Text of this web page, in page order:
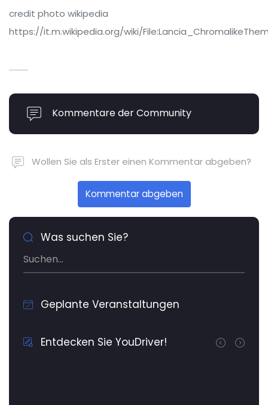
credit photo wikipedia
https://it.m.wikipedia.org/wiki/
Kommentare der Community
Wollen Sie als Erster einen Kommentar abgeben?
Kommentar abgeben
Was suchen Sie?
Geplante Veranstaltungen
Entdecken Sie YouDriver!